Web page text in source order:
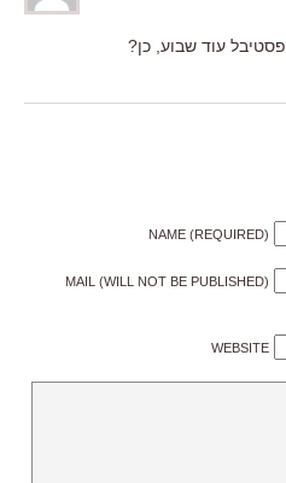
עוד שבוע, כן?
NAME (REQUIRED)
MAIL (WILL NOT BE PUBLISHED)
WEBSITE